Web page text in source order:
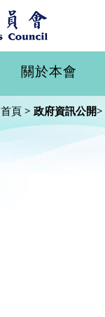
關於本會
首頁 > 政府資訊公開>